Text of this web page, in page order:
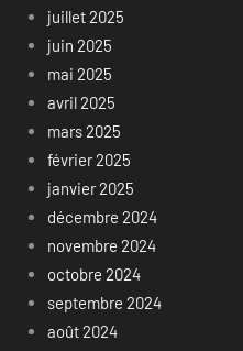
juillet 2025
juin 2025
mai 2025
avril 2025
mars 2025
février 2025
janvier 2025
décembre 2024
novembre 2024
octobre 2024
septembre 2024
août 2024